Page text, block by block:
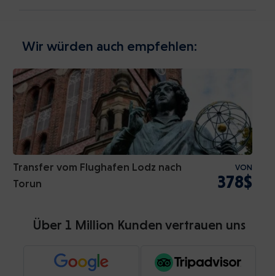
Wir würden auch empfehlen:
Transfer vom Flughafen Lodz nach
Torun
VON
378$
Über 1 Million Kunden vertrauen uns